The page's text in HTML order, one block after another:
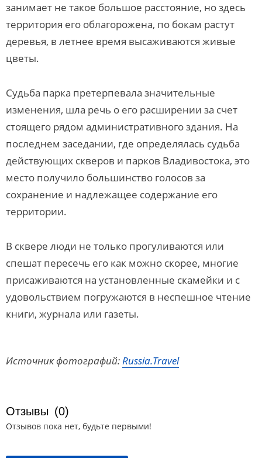
занимает не такое большое расстояние, но здесь
территория его облагорожена, по бокам растут
деревья, в летнее время высаживаются живые
цветы.
Судьба парка претерпевала значительные
изменения, шла речь о его расширении за счет
стоящего рядом административного здания. На
последнем заседании, где определялась судьба
действующих скверов и парков Владивостока, это
место получило большинство голосов за
сохранение и надлежащее содержание его
территории.
В сквере люди не только прогуливаются или
спешат пересечь его как можно скорее, многие
присаживаются на установленные скамейки и с
удовольствием погружаются в неспешное чтение
книги, журнала или газеты.
Источник фотографий:Russia.Travel
Отзывы (0)
Отзывов пока нет, будьте первыми!